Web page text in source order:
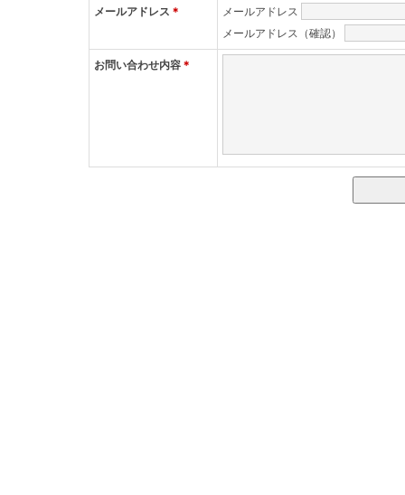
メールアドレス ＊
メールアドレス
メールアドレス（確認）
お問い合わせ内容＊